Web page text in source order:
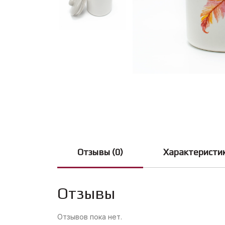
Отзывы (0)
Отзывы
Отзывов пока нет.